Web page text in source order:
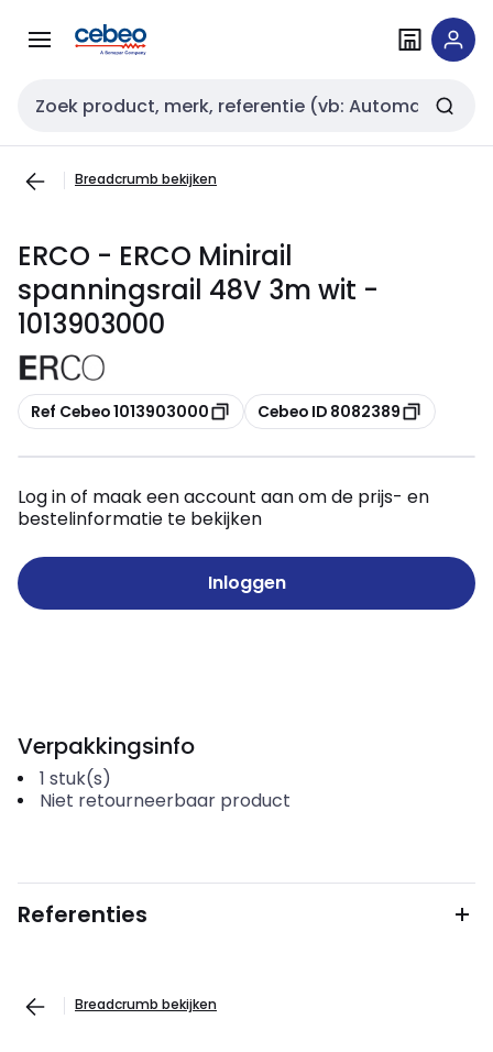
naar
naar
Zoekveld invoer
Breadcrumb bekijken
ERCO - ERCO Minirail
spanningsrail 48V 3m wit -
1013903000
Kopiëren
Ref Cebeo 1013903000 Kopiëren
Cebeo ID 8082389
Log in of maak een account aan om de prijs- en
bestelinformatie te bekijken
Inloggen
Verpakkingsinfo
1 stuk(s)
Niet retourneerbaar product
Referenties
Breadcrumb bekijken